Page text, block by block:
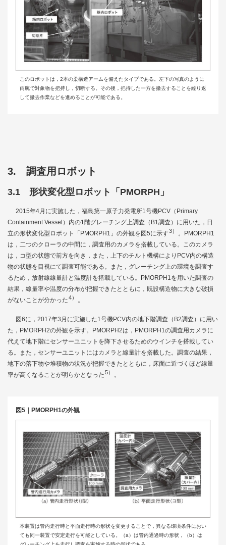
このロボットは，2本の柔構造アームを備えたタイプである。左下の写真のように
両腕で対象物を把持し，切断する。その後，把持した一方を撤去することを繰り返
して撤去作業などを進めることが可能である。
3. 調査用ロボット
3.1 形状変化型ロボット「PMORPH」
2015年4月に実施した，福島第一原子力発電所1号機PCV（Primary
Containment Vessel）内の1階グレーチング上調査（B1調査）に用いた，日
立の形状変化型ロボット「PMORPH1」の外観を 図5に示す3）
。PMORPH1
は，二つのクローラの中間に，調査用のカメラを搭載している。このカメラ
は，コ型の状態で前方を向き，また，上下のチルト機構によりPCV内の構造
物の状態を目視にて調査可能である。また，グレーチング上の環境を調査す
るため，放射線線量計と温度計を搭載している。PMORPH1を用いた調査の
結果，線量率や温度の分布が把握できたとともに，既設構造物に大きな破損
がないことが分かった4） 。
図6に，2017年3月に実施した1号機PCV内の地下階調査（B2調査）に用い
た，PMORPH2の外観を示す。PMORPH2は，PMORPH1の調査用カメラに
代えて地下階にセンサーユニットを降下させるためのウインチを搭載してい
る。また，センサーユニットにはカメラと線量計を搭載した。調査の結果，
地下の落下物や堆積物の状況が把握できたとともに，床面に近づくほど線量
率が高くなることが明らかとなった5） 。
図5｜PMORPH1の外観
本装置は管内走行時と平面走行時の形状を変更することで，異なる環境条件におい
ても同一装置で安定走行を可能としている。（a）は管内通過時の形状，（b）は